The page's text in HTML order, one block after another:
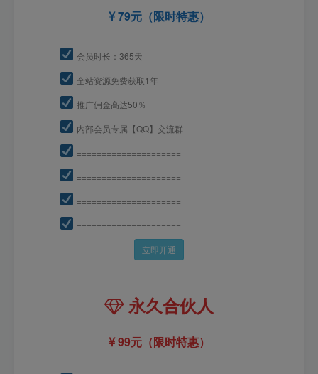
79元（限时特惠）
会员时长：365天
全站资源免费获取1年
推广佣金高达50％
内部会员专属【QQ】交流群
=====================
=====================
=====================
=====================
立即开通
永久合伙人
99元（限时特惠）